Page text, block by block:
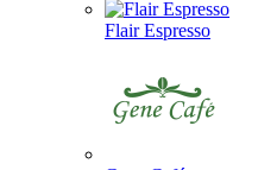
Flair Espresso